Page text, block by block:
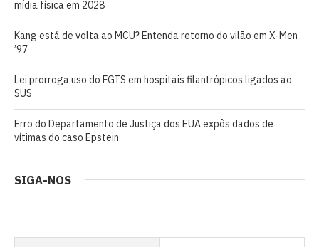
mídia física em 2028
Kang está de volta ao MCU? Entenda retorno do vilão em X-Men
’97
Lei prorroga uso do FGTS em hospitais filantrópicos ligados ao
SUS
Erro do Departamento de Justiça dos EUA expôs dados de
vítimas do caso Epstein
SIGA-NOS